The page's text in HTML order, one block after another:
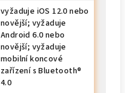
vyžaduje iOS 12.0 nebo
novější; vyžaduje
Android 6.0 nebo
novější; vyžaduje
mobilní koncové
zařízení s Bluetooth®
4.0